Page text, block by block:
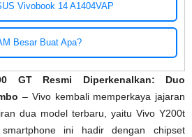
Vivobook 14 A1404VAP
Besar Buat Apa?
GT Resmi Diperkenalkan: Duo
– Vivo kembali memperkaya jajaran
dua model terbaru, yaitu Vivo Y200t
ini hadir dengan chipset